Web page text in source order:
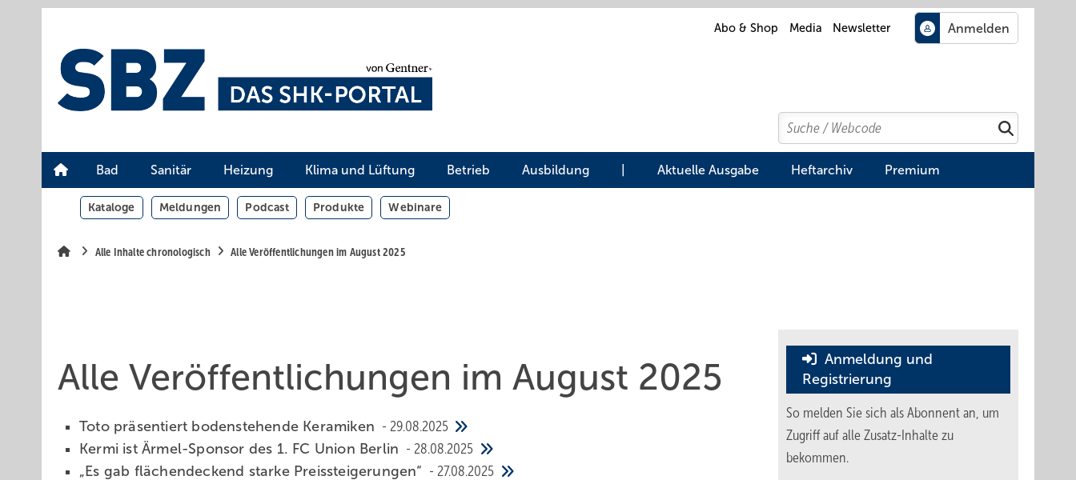
Abo & Shop Media Newsletter
Search
Suchen
Bad Sanitär Heizung Klima und Lüftung Betrieb Ausbildung Aktuelle Ausgabe Heftarchiv Premium
Kataloge Meldungen Podcast Produkte Webinare
Alle Inhalte chronologisch Alle Veröffentlichungen im August 2025
Alle Veröffentlichungen im August 2025
Toto prä­sen­tiert boden­ste­hende Kera­mi­ken
29.08.2025
Kermi ist Är­mel-Spon­sor des 1. FC Uni­on Ber­lin
28.08.2025
„Es gab flächen­deckend starke Preis­steigerungen“
27.08.2025
Anmeldung und
Registrierung
So melden Sie sich als Abonnent an, um
Zugriff auf alle Zusatz-Inhalte zu
bekommen.